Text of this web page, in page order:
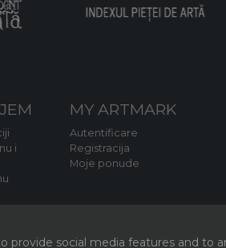
i
MY ARTMARK
Autentificare
Registracija
Moje ponude
provide social media features and to